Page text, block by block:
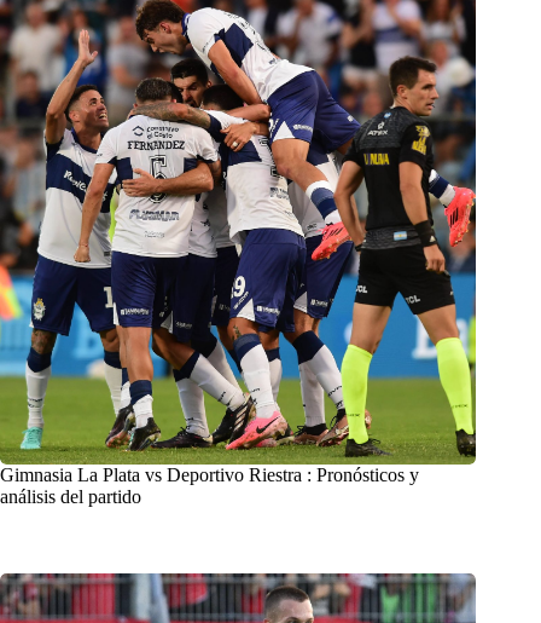
Gimnasia La Plata vs Deportivo Riestra : Pronósticos y
análisis del partido